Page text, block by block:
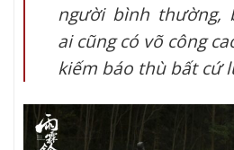
người bình thường,
ai cũng có võ công
kiếm báo thù bất cứ